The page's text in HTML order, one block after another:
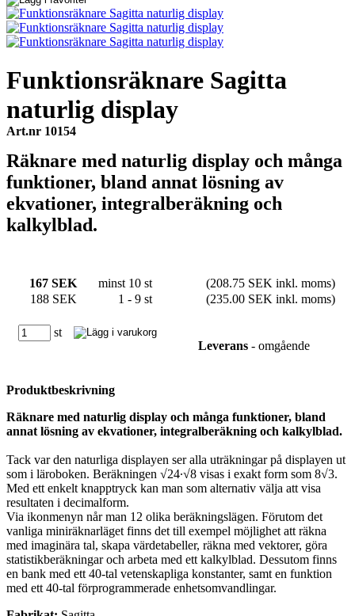
Funktionsräknare Sagitta
naturlig display
Art.nr 10154
Räknare med naturlig display och många
funktioner, bland annat lösning av
ekvationer, integralberäkning och
kalkylblad.
167 SEK minst 10 st
(208.75 SEK inkl. moms)
188 SEK
1 - 9 st (235.00 SEK inkl. moms)
st
Leverans - omgående
Produktbeskrivning
Räknare med naturlig display och många funktioner, bland
annat lösning av ekvationer, integralberäkning och kalkylblad.
Tack var den naturliga displayen ser alla uträkningar på displayen ut
som i läroboken. Beräkningen √24∙√8 visas i exakt form som 8√3.
Med ett enkelt knapptryck kan man som alternativ välja att visa
resultaten i decimalform.
Via ikonmenyn når man 12 olika beräkningslägen. Förutom det
vanliga miniräknarläget finns det till exempel möjlighet att räkna
med imaginära tal, skapa värdetabeller, räkna med vektorer, göra
statistikberäkningar och arbeta med ett kalkylblad. Dessutom finns
en bank med ett 40-tal vetenskapliga konstanter, samt en funktion
med ett 40-tal förprogrammerade enhetsomvandlingar.